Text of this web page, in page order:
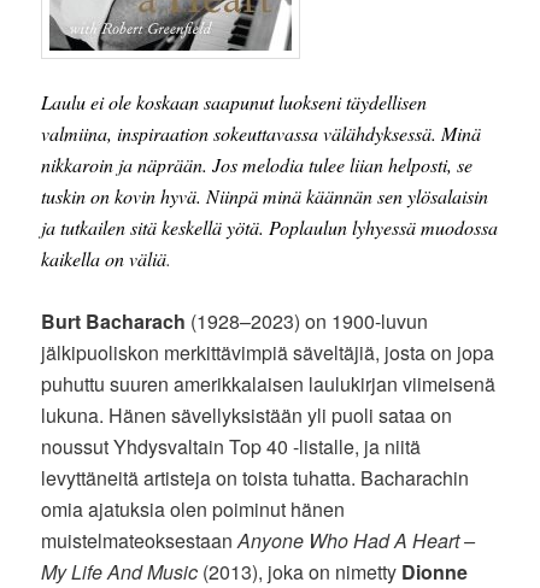
Laulu ei ole koskaan saapunut luokseni täydellisen
valmiina, inspiraation sokeuttavassa välähdyksessä. Minä
nikkaroin ja näprään. Jos melodia tulee liian helposti, se
tuskin on kovin hyvä. Niinpä minä käännän sen ylösalaisin
ja tutkailen sitä keskellä yötä. Poplaulun lyhyessä muodossa
kaikella on väliä.
Burt Bacharach (1928–2023) on 1900-luvun
jälkipuoliskon merkittävimpiä säveltäjiä, josta on jopa
puhuttu suuren amerikkalaisen laulukirjan viimeisenä
lukuna. Hänen sävellyksistään yli puoli sataa on
noussut Yhdysvaltain Top 40 -listalle, ja niitä
levyttäneitä artisteja on toista tuhatta. Bacharachin
omia ajatuksia olen poiminut hänen
muistelmateoksestaanAnyone Who Had A Heart –
My Life And Music (2013), joka on nimetty Dionne